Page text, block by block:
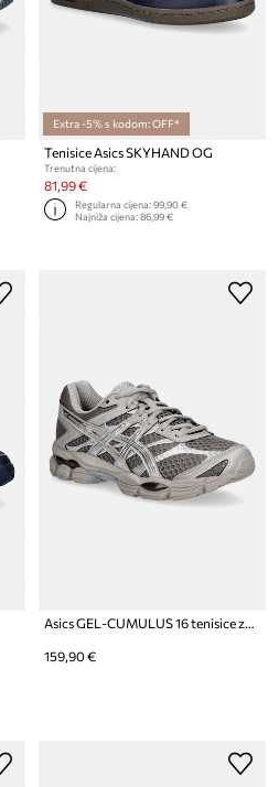
Extra -5% s kodom: OFF*
Tenisice Asics SKYHAND OG
Trenutna cijena:
81,99 €
Regularna cijena:99,90 €
Najniža cijena:86,99 €
Asics GEL-CUMULUS 16 tenisice za žene
159,90 €